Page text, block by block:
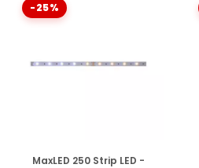
-25%
EN STOCK
MaxLED 250 Strip LED -